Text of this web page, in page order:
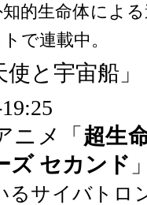
的生命体によ
で連載中。
と宇宙船」
メ「 超生
ズ セカンド
るサイバトロ